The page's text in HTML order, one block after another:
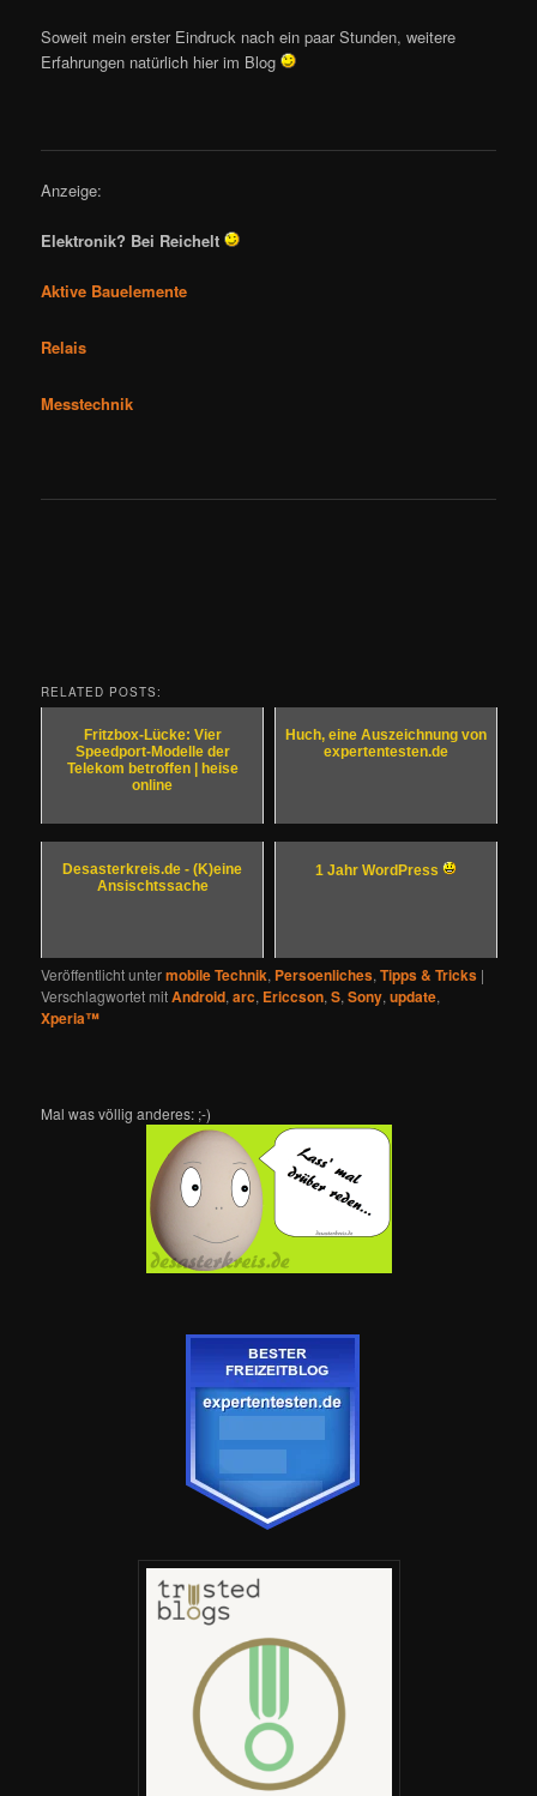
Soweit mein erster Eindruck nach ein paar Stunden, weitere
Erfahrungen natürlich hier im Blog
Anzeige:
Elektronik? Bei Reichelt
Aktive Bauelemente
Relais
Messtechnik
RELATED POSTS:
Fritzbox-Lücke: Vier
Speedport-Modelle der
Telekom betroffen | heise
online
Huch, eine Auszeichnung von
expertentesten.de
Desasterkreis.de - (K)eine
Ansischtssache
1 Jahr WordPress
Veröffentlicht untermobile Technik, Persoenliches,Tipps & Tricks |
Verschlagwortet mitAndroid,arc, Ericcson,S,Sony,update,
Xperia™
Mal was völlig anderes: ;-)